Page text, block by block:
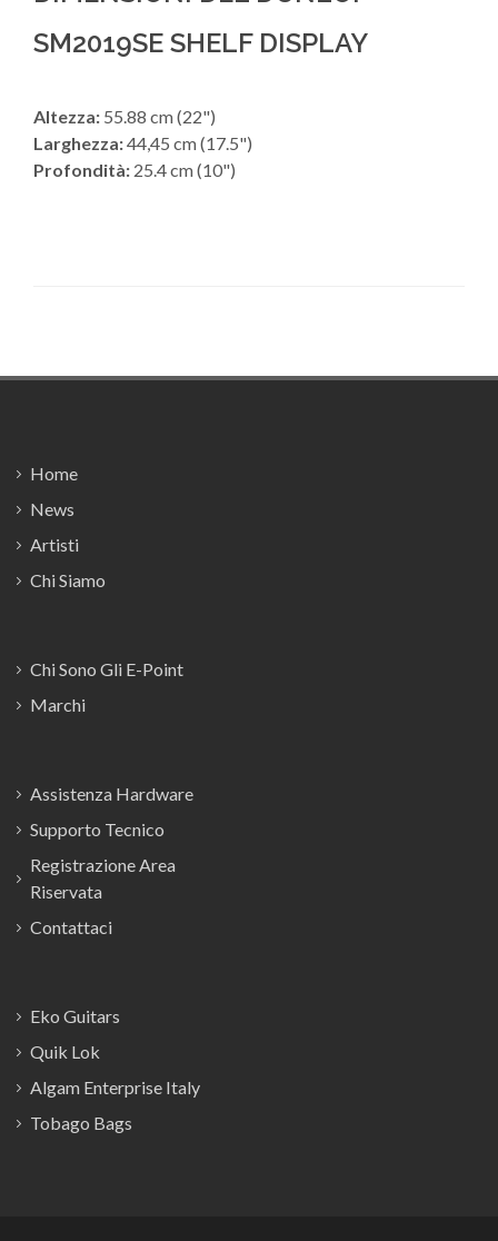
SM2019SE SHELF DISPLAY
Altezza: 55.88 cm (22")
Larghezza:44,45 cm (17.5")
Profondità: 25.4 cm (10")
Home
News
Artisti
Chi Siamo
Chi Sono Gli E-Point
Marchi
Assistenza Hardware
Supporto Tecnico
Registrazione Area
Riservata
Contattaci
Eko Guitars
Quik Lok
Algam Enterprise Italy
Tobago Bags